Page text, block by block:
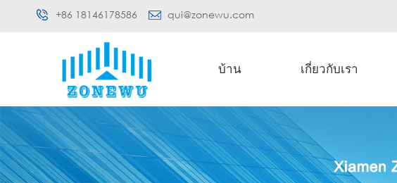
+86 18146178586 qui@zonewu.com
บ้าน เกี่ยวกับเรา